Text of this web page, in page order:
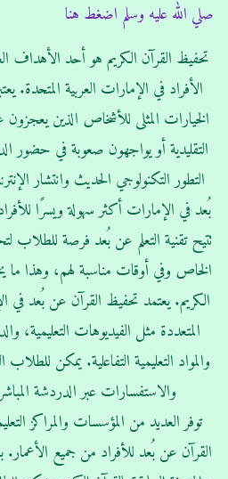
صلي الله عليه وسلم اضغط هنا
تحفيظ القرآن الكريم هو أحد الأهداف
الأفراد في الإمارات العربية المتحدة.
الخيارات المثلى للأشخاص الذين
التقليدية أو يواجهون صعوبة في
التطور التكنولوجي الحديث وانتشار
بُعد في الإمارات أكثر سهولة ويسرًا
تتيح تقنية التعلم عن بُعد فرصة للطلاب
الخاص وفي أوقات مناسبة لهم، وهذا ما
الكريم. يعتمد تحفيظ القرآن عن بُعد في
المتعددة مثل الفيديوهات التعليمية،
والمواد التعليمية التفاعلية. يمكن
والاستفسارات عبر الدردشة
توفر العديد من المؤسسات والمراكز
القرآن عن بُعد للأفراد من جميع